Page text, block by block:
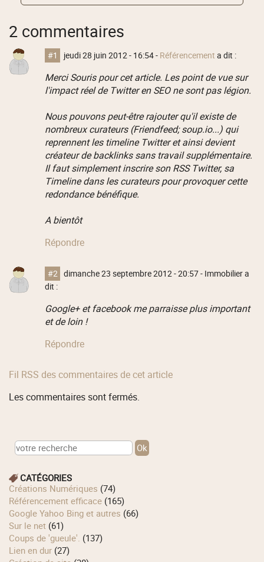
2 commentaires
#1 jeudi 28 juin 2012 - 16:54- Référencement a dit :
Merci Souris pour cet article. Les point de vue sur
l'impact réel de Twitter en SEO ne sont pas légion.
Nous pouvons peut-être rajouter qu'il existe de
nombreux curateurs (Friendfeed; soup.io...) qui
reprennent les timeline Twitter et ainsi devient
créateur de backlinks sans travail supplémentaire.
Il faut simplement inscrire son RSS Twitter, sa
Timeline dans les curateurs pour provoquer cette
redondance bénéfique.
A bientôt
Répondre
#2 dimanche 23 septembre 2012 - 20:57- Immobilier a
dit :
Google+ et facebook me parraisse plus important
et de loin !
Répondre
Fil RSS des commentaires de cet article
Les commentaires sont fermés.
CATÉGORIES
Créations Numériques (74)
Référencement efficace (165)
Google Yahoo Bing et autres (66)
Sur le net (61)
Coups de 'gueule'. (137)
Lien en dur (27)